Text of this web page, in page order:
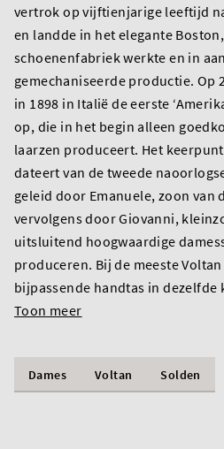
vertrok op vijftienjarige leeftijd
en landde in het elegante
schoenenfabriek werkte en in
gemechaniseerde productie.
in 1898 in Italië de eerste
op, die in het begin alleen
laarzen produceert. Het
dateert van de tweede
geleid door Emanuele, zoon van
vervolgens door Giovanni,
uitsluitend hoogwaardige
produceren. Bij de meeste
bijpassende handtas in dezelfde
Toon meer
Dames Voltan Solden